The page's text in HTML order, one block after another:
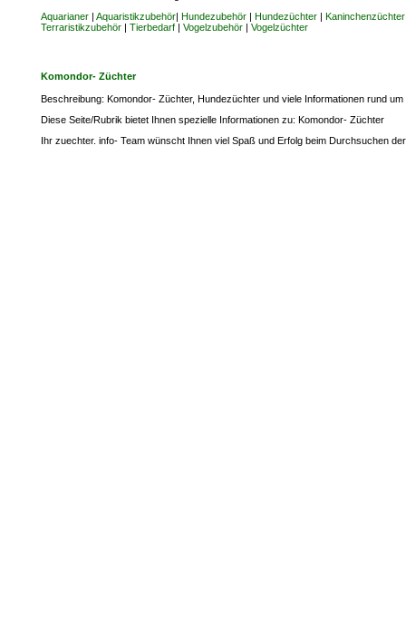
Aquarianer | Aquaristikzubehör| Hundezubehör | Hundezüchter | Kaninchenzüchter
Terraristikzubehör | Tierbedarf | Vogelzubehör | Vogelzüchter
Komondor- Züchter
Beschreibung: Komondor- Züchter, Hundezüchter und viele Informationen rund
Diese Seite/Rubrik bietet Ihnen spezielle Informationen zu: Komondor- Züchter
Ihr zuechter. info- Team wünscht Ihnen viel Spaß und Erfolg beim Durchsuchen